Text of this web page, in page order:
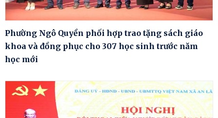
Phường Ngô Quyền phối hợp trao tặng sách giáo
khoa và đồng phục cho 307 học sinh trước năm
học mới